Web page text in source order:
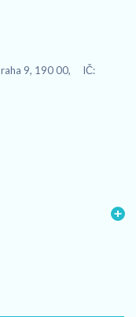
9, 190 00, IČ: